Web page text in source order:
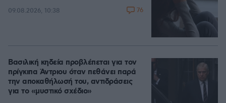
09.08.2026, 10:38 76
Βασιλική κηδεία προβλέπεται για τον
πρίγκιπα Άντριου όταν πεθάνει παρά
την αποκαθήλωσή του, αντιδράσεις
για το «μυστικό σχέδιο»